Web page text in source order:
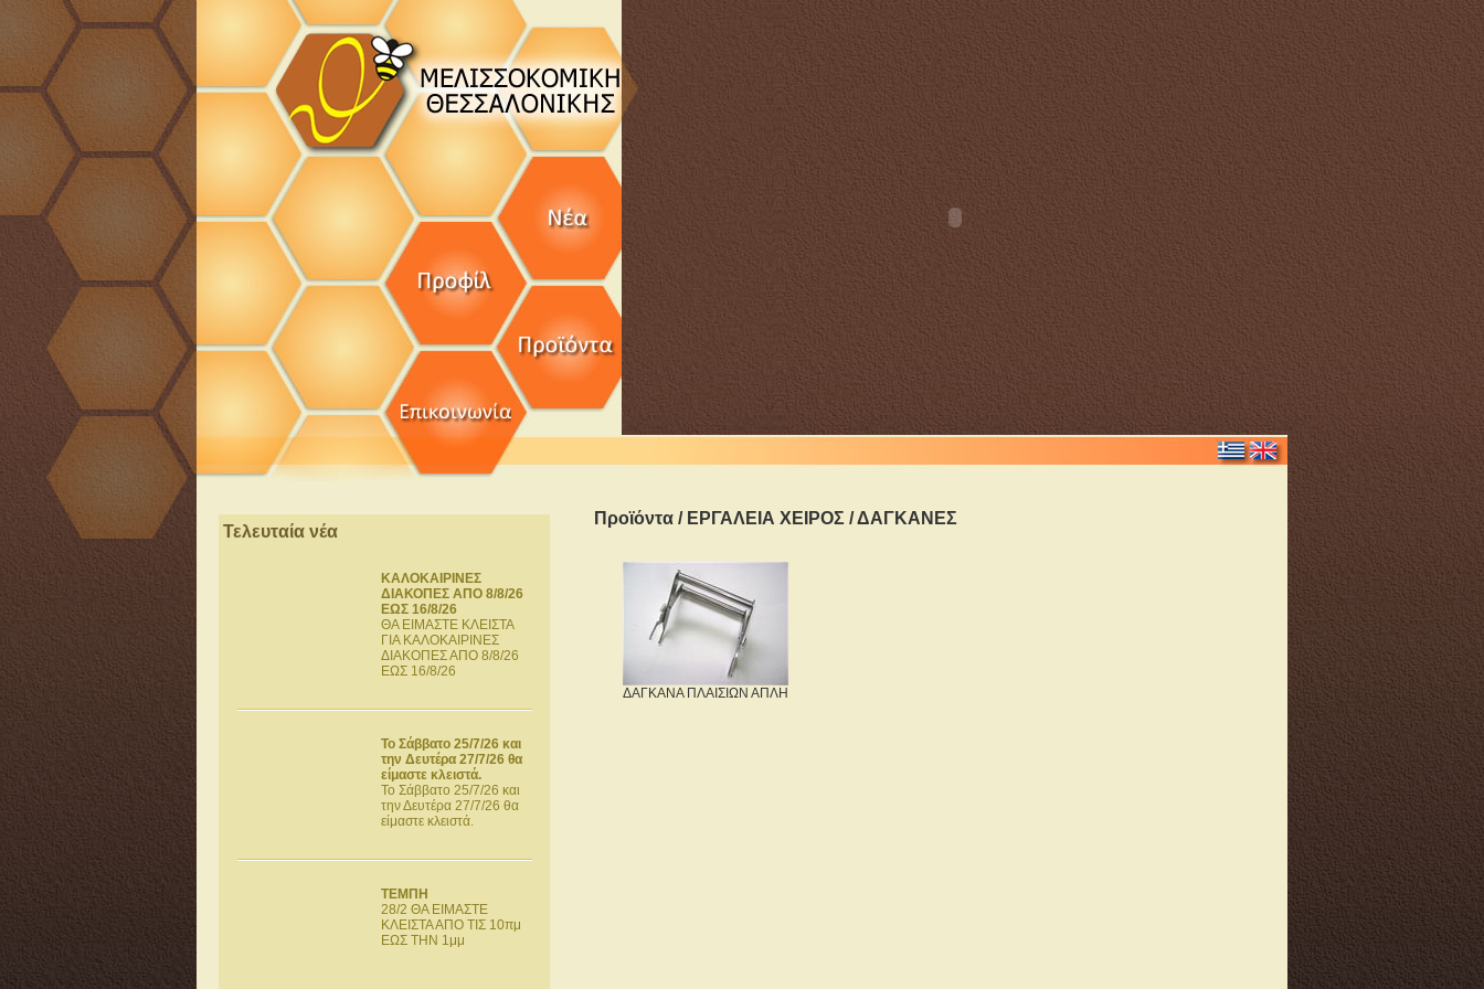
Τελευταία νέα
ΚΑΛΟΚΑΙΡΙΝΕΣ
ΔΙΑΚΟΠΕΣ ΑΠΟ 8/8/26
ΕΩΣ 16/8/26
ΘΑ ΕΙΜΑΣΤΕ ΚΛΕΙΣΤΑ
ΓΙΑ ΚΑΛΟΚΑΙΡΙΝΕΣ
ΔΙΑΚΟΠΕΣ ΑΠΟ 8/8/26
ΕΩΣ 16/8/26
Το Σάββατο 25/7/26 και
την Δευτέρα 27/7/26 θα
είμαστε κλειστά.
Το Σάββατο 25/7/26 και
την Δευτέρα 27/7/26 θα
είμαστε κλειστά.
ΤΕΜΠΗ
28/2 ΘΑ ΕΙΜΑΣΤΕ
ΚΛΕΙΣΤΑ ΑΠΟ ΤΙΣ 10πμ
ΕΩΣ ΤΗΝ 1μμ
Προϊόντα / ΕΡΓΑΛΕΙΑ ΧΕΙΡΟΣ /ΔΑΓΚΑΝΕΣ
ΔΑΓΚΑΝΑ ΠΛΑΙΣΙΩΝ ΑΠΛΗ